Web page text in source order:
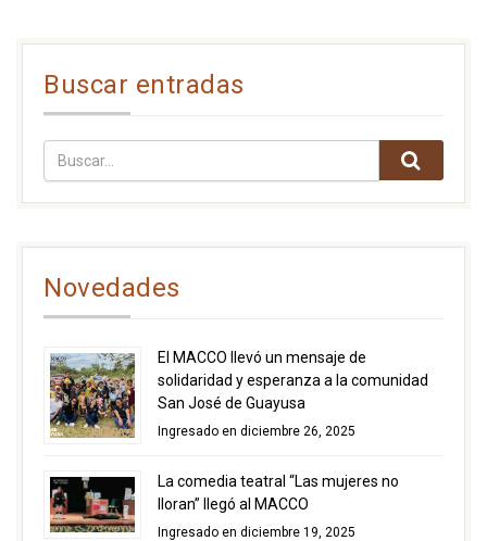
Buscar entradas
Novedades
El MACCO llevó un mensaje de
solidaridad y esperanza a la comunidad
San José de Guayusa
Ingresado en diciembre 26, 2025
La comedia teatral “Las mujeres no
lloran” llegó al MACCO
Ingresado en diciembre 19, 2025